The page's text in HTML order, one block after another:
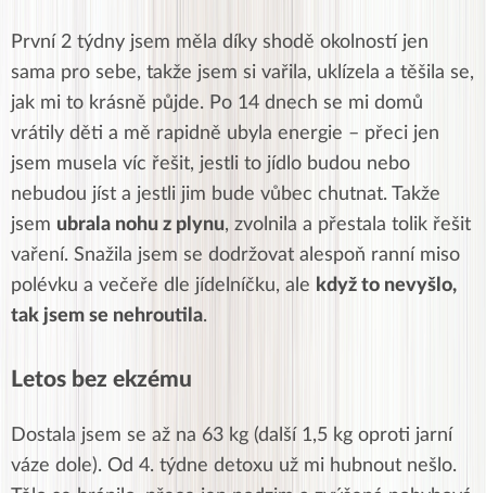
První 2 týdny jsem měla díky shodě okolností jen
sama pro sebe, takže jsem si vařila, uklízela a těšila se,
jak mi to krásně půjde. Po 14 dnech se mi domů
vrátily děti a mě rapidně ubyla energie – přeci jen
jsem musela víc řešit, jestli to jídlo budou nebo
nebudou jíst a jestli jim bude vůbec chutnat. Takže
jsem ubrala nohu z plynu, zvolnila a přestala tolik řešit
vaření. Snažila jsem se dodržovat alespoň ranní miso
polévku a večeře dle jídelníčku, ale když to nevyšlo,
tak jsem se nehroutila.
Letos bez ekzému
Dostala jsem se až na 63 kg (další 1,5 kg oproti jarní
váze dole). Od 4. týdne detoxu už mi hubnout nešlo.